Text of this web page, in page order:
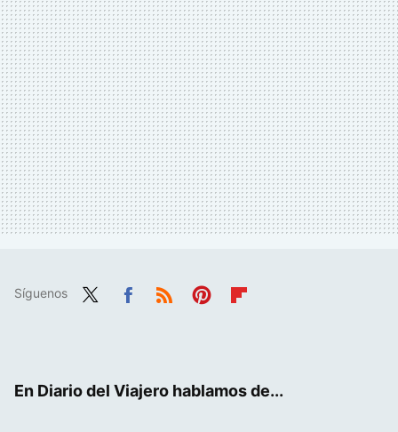
Síguenos
En Diario del Viajero hablamos de...